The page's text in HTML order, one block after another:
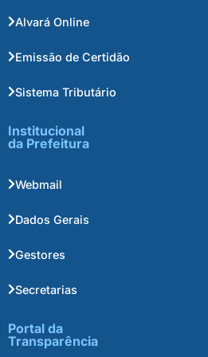
Alvará Online
Emissão de Certidão
Sistema Tributário
Institucional
da Prefeitura
Webmail
Dados Gerais
Gestores
Secretarias
Portal da
Transparência